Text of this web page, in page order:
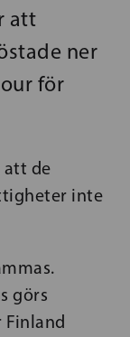
att
ner
för
att de
inte
görs
Finland